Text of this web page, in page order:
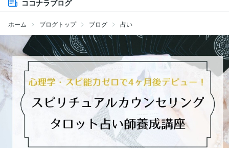
ココナラブログ
ホーム ブログトップ ブログ 占い